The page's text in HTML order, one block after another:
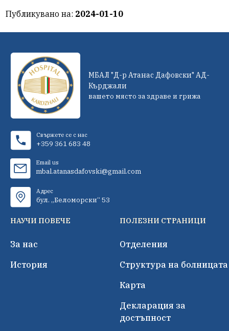
Публикувано на: 2024-01-10
МБАЛ "Д-р Атанас Дафовски" АД-
Кърджали
вашето място за здраве и грижа
Свържете се с нас
+359 361 683 48
Email us
mbal.atanasdafovski@gmail.com
Адрес
бул. „Беломорски“ 53
НАУЧИ ПОВЕЧЕ
За нас
История
ПОЛЕЗНИ СТРАНИЦИ
Отделения
Структура на болницата
Карта
Декларация за
достъпност